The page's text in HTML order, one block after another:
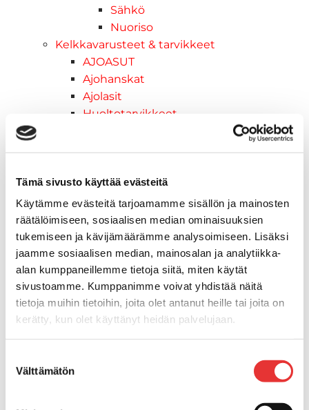
Tämä sivusto käyttää evästeitä
Käytämme evästeitä tarjoamamme sisällön ja mainosten
räätälöimiseen, sosiaalisen median ominaisuuksien
tukemiseen ja kävijämäärämme analysoimiseen. Lisäksi
jaamme sosiaalisen median, mainosalan ja analytiikka-
alan kumppaneillemme tietoja siitä, miten käytät
sivustoamme. Kumppanimme voivat yhdistää näitä
tietoja muihin tietoihin, joita olet antanut heille tai joita on
kerätty, kun olet käyttänyt heidän palvelujaan.
valinta
Välttämätön
Sähkö
Nuoriso
Kelkkavarusteet & tarvikkeet
AJOASUT
Ajohanskat
Ajolasit
Huoltotarvikkeet
Lynx
Lynx ajovarusteet
Ajohousut
Ajotakit
HAALARIT
Lynx vapaa-ajan asusteet
Lynx asusteet
Lynx vaatetus
Ski-Doo
Ski-Doo ajovarusteet